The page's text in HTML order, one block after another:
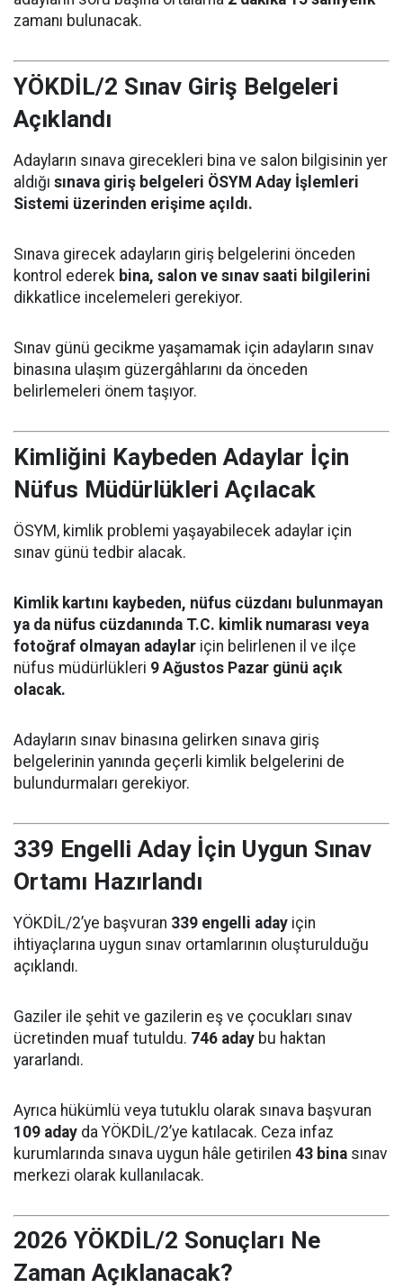
zamanı bulunacak.
YÖKDİL/2 Sınav Giriş Belgeleri
Açıklandı
Adayların sınava girecekleri bina ve salon bilgisinin yer
aldığı sınava giriş belgeleri ÖSYM Aday İşlemleri
Sistemi üzerinden erişime açıldı.
Sınava girecek adayların giriş belgelerini önceden
kontrol ederek bina, salon ve sınav saati bilgilerini
dikkatlice incelemeleri gerekiyor.
Sınav günü gecikme yaşamamak için adayların sınav
binasına ulaşım güzergâhlarını da önceden
belirlemeleri önem taşıyor.
Kimliğini Kaybeden Adaylar İçin
Nüfus Müdürlükleri Açılacak
ÖSYM, kimlik problemi yaşayabilecek adaylar için
sınav günü tedbir alacak.
Kimlik kartını kaybeden, nüfus cüzdanı bulunmayan
ya da nüfus cüzdanında T.C. kimlik numarası veya
fotoğraf olmayan adaylar için belirlenen il ve ilçe
nüfus müdürlükleri 9 Ağustos Pazar günü açık
olacak.
Adayların sınav binasına gelirken sınava giriş
belgelerinin yanında geçerli kimlik belgelerini de
bulundurmaları gerekiyor.
339 Engelli Aday İçin Uygun Sınav
Ortamı Hazırlandı
YÖKDİL/2’ye başvuran 339 engelli aday için
ihtiyaçlarına uygun sınav ortamlarının oluşturulduğu
açıklandı.
Gaziler ile şehit ve gazilerin eş ve çocukları sınav
ücretinden muaf tutuldu. 746 aday bu haktan
yararlandı.
Ayrıca hükümlü veya tutuklu olarak sınava başvuran
109 aday da YÖKDİL/2’ye katılacak. Ceza infaz
kurumlarında sınava uygun hâle getirilen 43 bina sınav
merkezi olarak kullanılacak.
2026 YÖKDİL/2 Sonuçları Ne
Zaman Açıklanacak?